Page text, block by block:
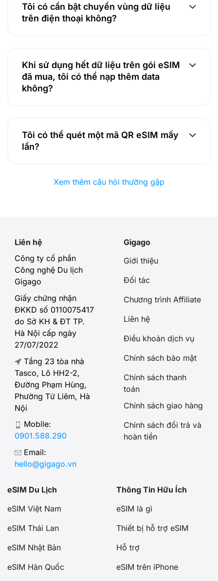
Tôi có cần bật chuyển vùng dữ liệu
trên điện thoại không?
Khi sử dụng hết dữ liệu trên gói eSIM
đã mua, tôi có thể nạp thêm data
không?
Tôi có thể quét một mã QR eSIM mấy
lần?
Xem thêm câu hỏi thường gặp
Liên hệ
Công ty cổ phần
Công nghệ Du lịch
Gigago
Giấy chứng nhận
ĐKKD số 0110075417
do Sở KH & ĐT TP.
Hà Nội cấp ngày
27/07/2022
Tầng 23 tòa nhà
Tasco, Lô HH2-2,
Đường Phạm Hùng,
Phường Từ Liêm, Hà
Nội
Mobile:
0901.588.290
Email:
hello@gigago.vn
Gigago
Giới thiệu
Đối tác
Chương trình Affiliate
Liên hệ
Điều khoản dịch vụ
Chính sách bảo mật
Chính sách thanh
toán
Chính sách giao hàng
Chính sách đổi trả và
hoàn tiền
eSIM Du Lịch
eSIM Việt Nam
eSIM Thái Lan
eSIM Nhật Bản
eSIM Hàn Quốc
Thông Tin Hữu Ích
eSIM là gì
Thiết bị hỗ trợ eSIM
Hỗ trợ
eSIM trên iPhone